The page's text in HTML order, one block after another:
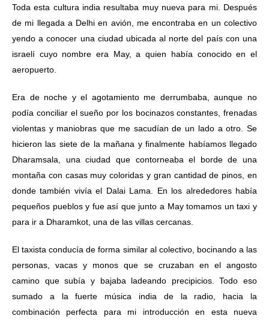
Toda esta cultura india resultaba muy nueva para mi. Después
de mi llegada a Delhi en avión, me encontraba en un colectivo
yendo a conocer una ciudad ubicada al norte del país con una
israelí cuyo nombre era May, a quien había conocido en el
aeropuerto.
Era de noche y el agotamiento me derrumbaba, aunque no
podía conciliar el sueño por los bocinazos constantes, frenadas
violentas y maniobras que me sacudían de un lado a otro. Se
hicieron las siete de la mañana y finalmente habíamos llegado
Dharamsala, una ciudad que contorneaba el borde de una
montaña con casas muy coloridas y gran cantidad de pinos, en
donde también vivía el Dalai Lama. En los alrededores había
pequeños pueblos y fue así que junto a May tomamos un taxi y
para ir a Dharamkot, una de las villas cercanas.
El taxista conducía de forma similar al colectivo, bocinando a las
personas, vacas y monos que se cruzaban en el angosto
camino que subía y bajaba ladeando precipicios. Todo eso
sumado a la fuerte música india de la radio, hacia la
combinación perfecta para mi introducción en esta nueva